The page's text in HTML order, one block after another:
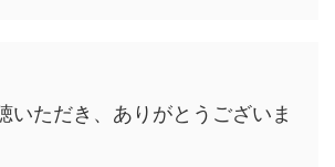
いただき、ありがとうございま